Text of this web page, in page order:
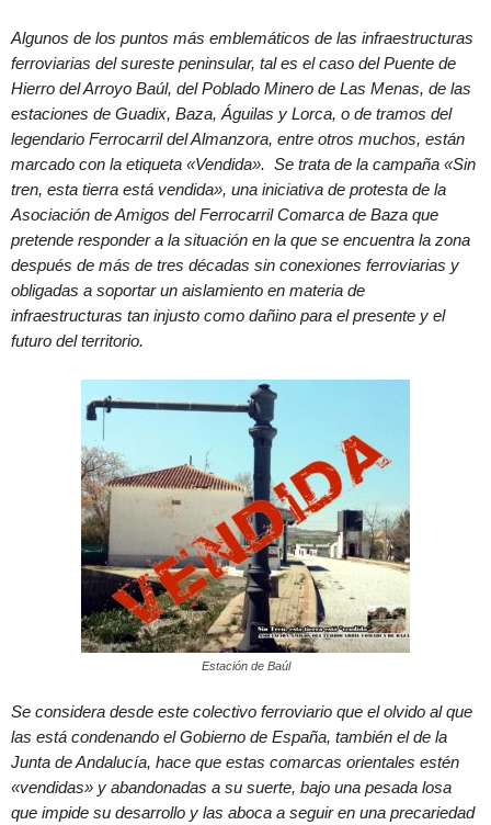
Algunos de los puntos más emblemáticos de las infraestructuras
ferroviarias del sureste peninsular, tal es el caso del Puente de
Hierro del Arroyo Baúl, del Poblado Minero de Las Menas, de las
estaciones de Guadix, Baza, Águilas y Lorca, o de tramos del
legendario Ferrocarril del Almanzora, entre otros muchos, están
marcado con la etiqueta «Vendida». Se trata de la campaña «Sin
tren, esta tierra está vendida», una iniciativa de protesta de la
Asociación de Amigos del Ferrocarril Comarca de Baza que
pretende responder a la situación en la que se encuentra la zona
después de más de tres décadas sin conexiones ferroviarias y
obligadas a soportar un aislamiento en materia de
infraestructuras tan injusto como dañino para el presente y el
futuro del territorio.
Estación de Baúl
Se considera desde este colectivo ferroviario que el olvido al que
las está condenando el Gobierno de España, también el de la
Junta de Andalucía, hace que estas comarcas orientales estén
«vendidas» y abandonadas a su suerte, bajo una pesada losa
que impide su desarrollo y las aboca a seguir en una precariedad